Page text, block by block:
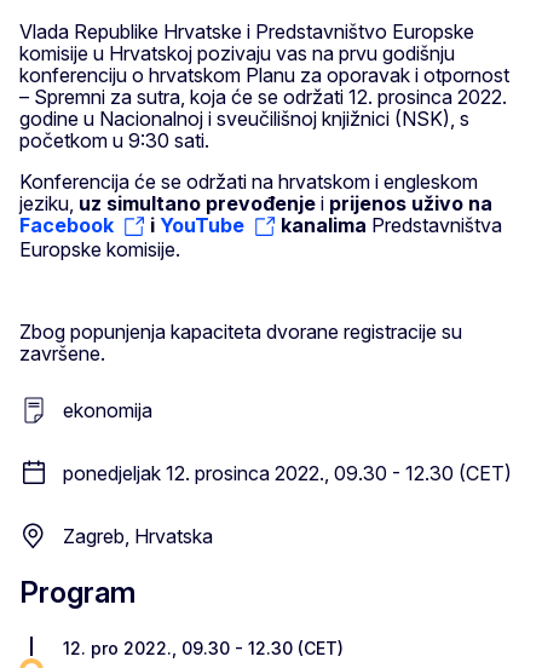
Vlada Republike Hrvatske i Predstavništvo Europske
komisije u Hrvatskoj pozivaju vas na prvu godišnju
konferenciju o hrvatskom Planu za oporavak i otpornost
– Spremni za sutra, koja će se održati 12. prosinca 2022.
godine u Nacionalnoj i sveučilišnoj knjižnici (NSK), s
početkom u 9:30 sati.
Konferencija će se održati na hrvatskom i engleskom
jeziku, uz simultano prevođenje i prijenos uživo na
Facebook
i YouTube kanalima Predstavništva
Europske komisije.
Zbog popunjenja kapaciteta dvorane registracije su
završene.
ekonomija
ponedjeljak 12. prosinca 2022., 09.30 - 12.30 (CET)
Zagreb, Hrvatska
Program
12. pro 2022., 09.30 - 12.30 (CET)